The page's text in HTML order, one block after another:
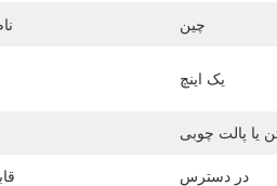
چین
یک اینچ
یا پالت چوبی
در دسترس